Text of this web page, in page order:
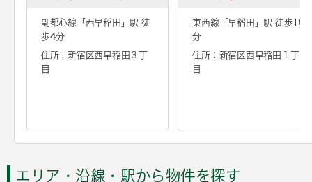
副都心線「 西早稲田 」駅 徒
歩4分
住所：新宿区西早稲田３丁
目
東西線「 早稲田 」駅 徒歩10
分
住所：新宿区西早稲田１丁
目
エリア・沿線・駅から物件を探す